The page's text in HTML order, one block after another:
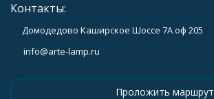
Контакты:
Домодедово Каширское Шоссе 7А оф 205
info@arte-lamp.ru
Проложить маршрут